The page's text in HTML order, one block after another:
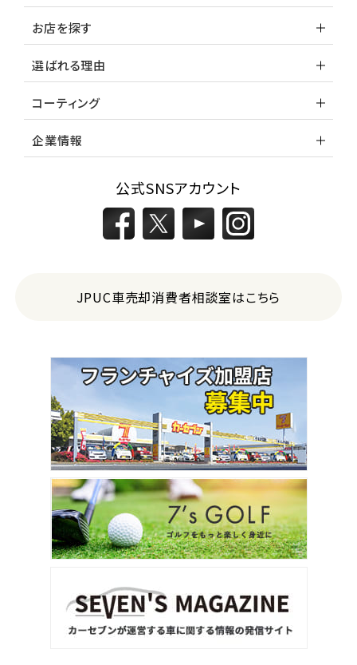
お店を探す
選ばれる理由
コーティング
企業情報
公式SNSアカウント
JPUC車売却消費者相談室はこちら